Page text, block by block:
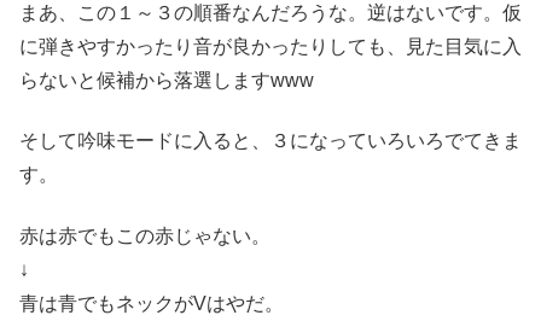
まあ、この１～３の順番なんだろうな。逆はないです。仮
に弾きやすかったり音が良かったりしても、見た目気に入
らないと候補から落選しますwww
そして吟味モードに入ると、３になっていろいろでてきま
す。
赤は赤でもこの赤じゃない。
↓
青は青でもネックがVはやだ。